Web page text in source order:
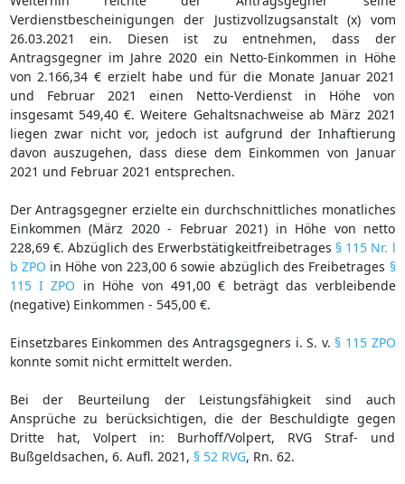
Verdienstbescheinigungen der Justizvollzugsanstalt (x) vom
26.03.2021 ein. Diesen ist zu entnehmen, dass der
Antragsgegner im Jahre 2020 ein Netto-Einkommen in Höhe
von 2.166,34 € erzielt habe und für die Monate Januar 2021
und Februar 2021 einen Netto-Verdienst in Höhe von
insgesamt 549,40 €. Weitere Gehaltsnachweise ab März 2021
liegen zwar nicht vor, jedoch ist aufgrund der Inhaftierung
davon auszugehen, dass diese dem Einkommen von Januar
2021 und Februar 2021 entsprechen.
Der Antragsgegner erzielte ein durchschnittliches monatliches
Einkommen (März 2020 - Februar 2021) in Höhe von netto
228,69 €. Abzüglich des Erwerbstätigkeitfreibetrages § 115 Nr. l
b ZPO in Höhe von 223,00 6 sowie abzüglich des Freibetrages §
115 I ZPO in Höhe von 491,00 € beträgt das verbleibende
(negative) Einkommen - 545,00 €.
Einsetzbares Einkommen des Antragsgegners i. S. v. § 115 ZPO
konnte somit nicht ermittelt werden.
Bei der Beurteilung der Leistungsfähigkeit sind auch
Ansprüche zu berücksichtigen, die der Beschuldigte gegen
Dritte hat, Volpert in: Burhoff/Volpert, RVG Straf- und
Bußgeldsachen, 6. Aufl. 2021, § 52 RVG, Rn. 62.